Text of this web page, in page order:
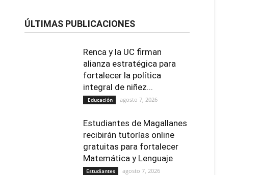
ÚLTIMAS PUBLICACIONES
Renca y la UC firman
alianza estratégica para
fortalecer la política
integral de niñez...
Educación agosto 7, 2026
Estudiantes de Magallanes
recibirán tutorías online
gratuitas para fortalecer
Matemática y Lenguaje
Estudiantes agosto 7, 2026